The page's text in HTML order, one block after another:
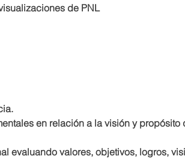
de PNL
en relación a la visión y propósito
evaluando valores, objetivos, logros,